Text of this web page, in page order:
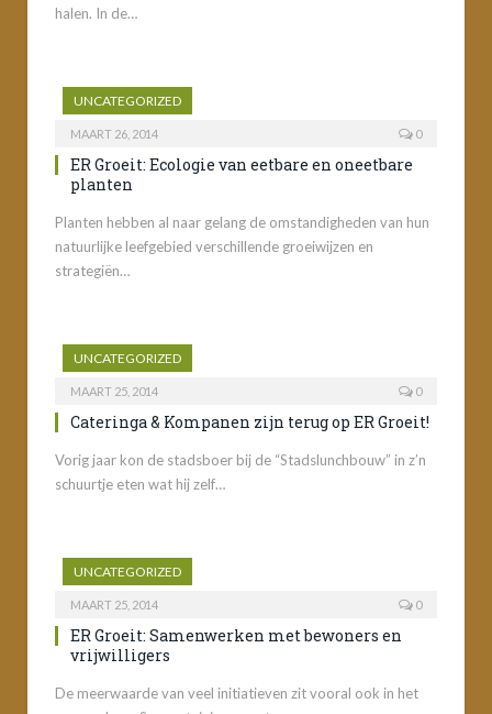
halen. In de…
UNCATEGORIZED
MAART 26, 2014 0
ER Groeit: Ecologie van eetbare en oneetbare
planten
Planten hebben al naar gelang de omstandigheden van hun
natuurlijke leefgebied verschillende groeiwijzen en
strategiën…
UNCATEGORIZED
MAART 25, 2014 0
Cateringa & Kompanen zijn terug op ER Groeit!
Vorig jaar kon de stadsboer bij de “Stadslunchbouw” in z’n
schuurtje eten wat hij zelf…
UNCATEGORIZED
MAART 25, 2014 0
ER Groeit: Samenwerken met bewoners en
vrijwilligers
De meerwaarde van veel initiatieven zit vooral ook in het